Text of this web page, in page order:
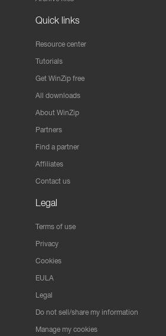
Quick links
Resource center
Tutorials
Get WinZip free
All downloads
About WinZip
Partners
Find a partner
Affiliates
Contact us
Legal
Terms of use
Privacy
Cookies
EULA
Legal
Do not sell/share my information
Manage my cookies